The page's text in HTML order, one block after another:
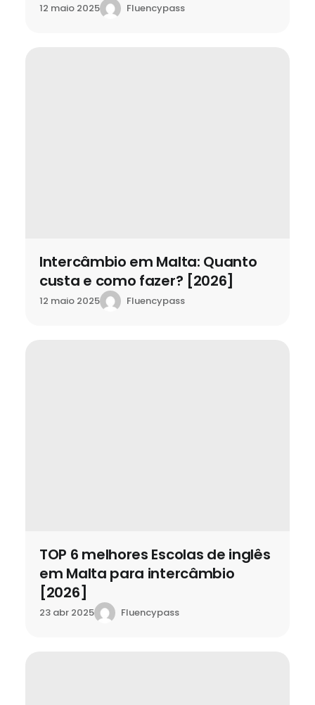
12 maio 2025 Fluencypass
Intercâmbio em Malta: Quanto
custa e como fazer? [2026]
12 maio 2025 Fluencypass
TOP 6 melhores Escolas de inglês
em Malta para intercâmbio
[2026]
23 abr 2025 Fluencypass